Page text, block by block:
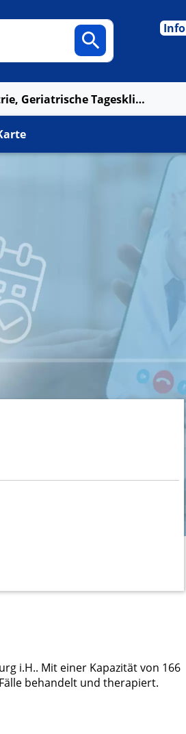
Info
Geriatrie, Geriatrische Tagesklinik
i.H.. Mit einer Kapazität von 166
behandelt und therapiert.